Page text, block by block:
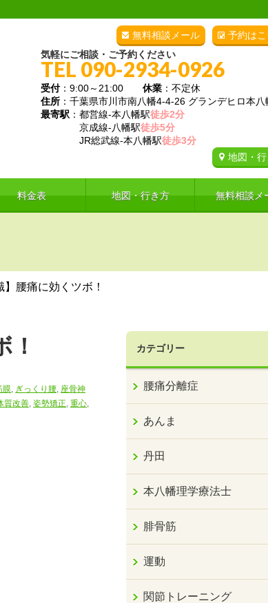
予約はこ
無料相談メール
気軽にご相談・ご予約ください
TEL 090-2934-0926
受付：9:00～21:00 休業 ：不定休
住所 ：千葉県市川市南八幡4-4-26 グランデヒロ本
最寄駅 ：都営線-本八幡駅徒歩2分
京成線-八幡駅徒歩5分
JR総武線-本八幡駅徒歩3分
地図・
料金表 地図・行き方 無料相談メ
】腰痛に効くツボ！
！
膜, ぎっくり腰, 座骨神
質改善, 姿勢矯正, 重心,
カテゴリー
腰痛分離症
あんま
丹田
本八幡理学療法士
腓骨筋
運動
関節トレーニング